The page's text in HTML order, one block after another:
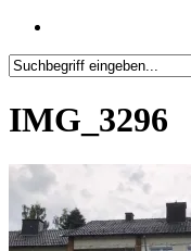
Search
IMG_3296